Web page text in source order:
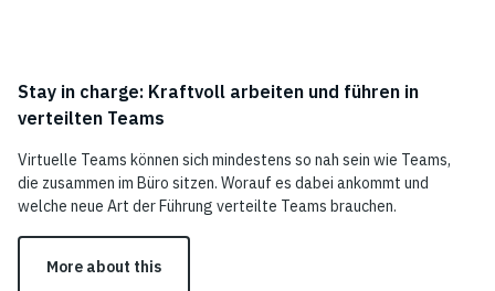
Stay in charge: Kraftvoll arbeiten und führen in
verteilten Teams
Virtuelle Teams können sich mindestens so nah sein wie Teams,
die zusammen im Büro sitzen. Worauf es dabei ankommt und
welche neue Art der Führung verteilte Teams brauchen.
More about this